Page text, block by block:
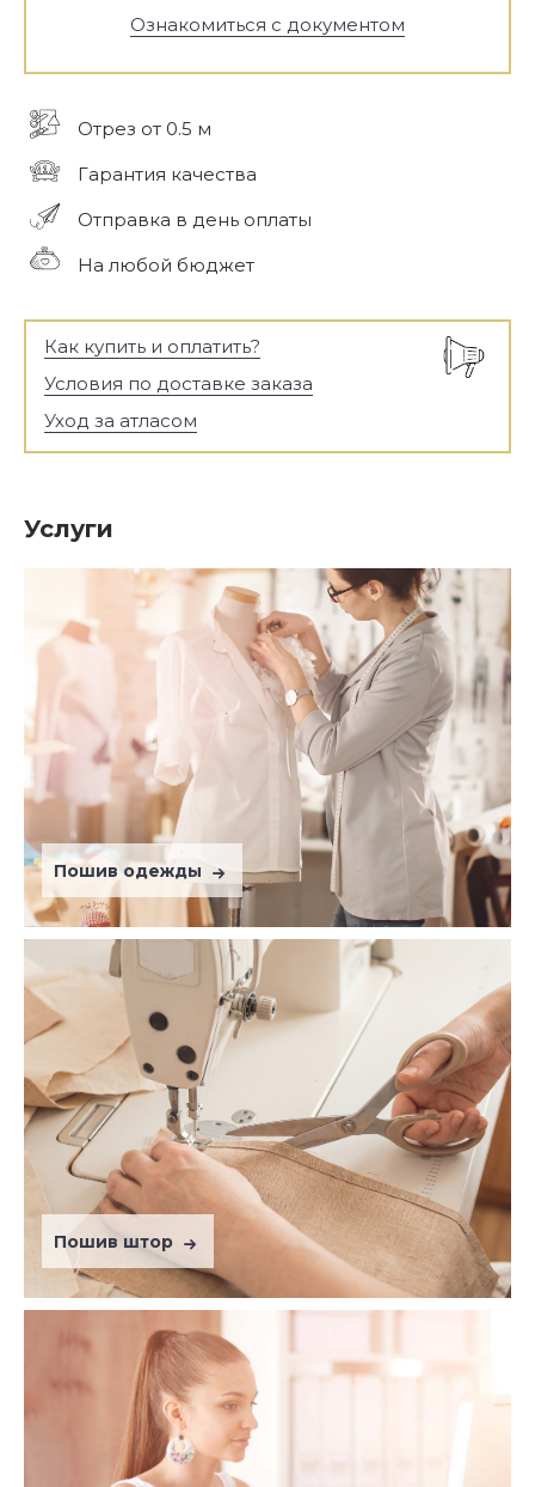
Ознакомиться с документом
Отрез от 0.5 м
Гарантия качества
Отправка в день оплаты
На любой бюджет
Как купить и оплатить?
Условия по доставке заказа
Уход за атласом
Услуги
Пошив одежды
Пошив штор